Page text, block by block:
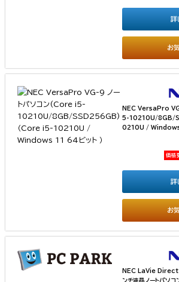
お
詳
NEC VersaPro
5-10210U/8GB/
0210U / Windows
価格
お
詳
NEC LaVie Direct
ンチ液晶ノートパ